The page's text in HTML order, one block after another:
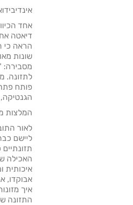
אחד
הראה כי
שונות
מסבירה:
לתזונה.
פותח פתח
הגנטיקה,
המלצות
לאור
ליישם
איכותית
אבוקדו,
איך
התזונה